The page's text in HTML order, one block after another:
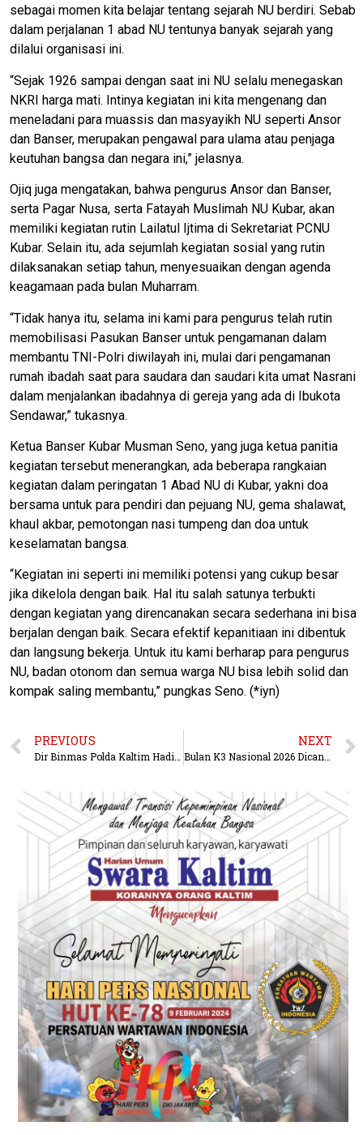
sebagai momen kita belajar tentang sejarah NU berdiri. Sebab
dalam perjalanan 1 abad NU tentunya banyak sejarah yang
dilalui organisasi ini.
“Sejak 1926 sampai dengan saat ini NU selalu menegaskan
NKRI harga mati. Intinya kegiatan ini kita mengenang dan
meneladani para muassis dan masyayikh NU seperti Ansor
dan Banser, merupakan pengawal para ulama atau penjaga
keutuhan bangsa dan negara ini,” jelasnya.
Ojiq juga mengatakan, bahwa pengurus Ansor dan Banser,
serta Pagar Nusa, serta Fatayah Muslimah NU Kubar, akan
memiliki kegiatan rutin Lailatul Ijtima di Sekretariat PCNU
Kubar. Selain itu, ada sejumlah kegiatan sosial yang rutin
dilaksanakan setiap tahun, menyesuaikan dengan agenda
keagamaan pada bulan Muharram.
“Tidak hanya itu, selama ini kami para pengurus telah rutin
memobilisasi Pasukan Banser untuk pengamanan dalam
membantu TNI-Polri diwilayah ini, mulai dari pengamanan
rumah ibadah saat para saudara dan saudari kita umat Nasrani
dalam menjalankan ibadahnya di gereja yang ada di Ibukota
Sendawar,” tukasnya.
Ketua Banser Kubar Musman Seno, yang juga ketua panitia
kegiatan tersebut menerangkan, ada beberapa rangkaian
kegiatan dalam peringatan 1 Abad NU di Kubar, yakni doa
bersama untuk para pendiri dan pejuang NU, gema shalawat,
khaul akbar, pemotongan nasi tumpeng dan doa untuk
keselamatan bangsa.
“Kegiatan ini seperti ini memiliki potensi yang cukup besar
jika dikelola dengan baik. Hal itu salah satunya terbukti
dengan kegiatan yang direncanakan secara sederhana ini bisa
berjalan dengan baik. Secara efektif kepanitiaan ini dibentuk
dan langsung bekerja. Untuk itu kami berharap para pengurus
NU, badan otonom dan semua warga NU bisa lebih solid dan
kompak saling membantu,” pungkas Seno. (*iyn)
PREVIOUS NEXT